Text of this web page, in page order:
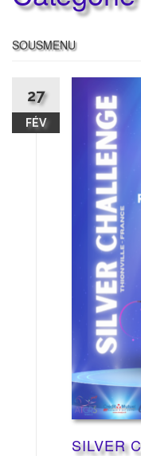
SOUSMENU
27
FÉV
SILVER